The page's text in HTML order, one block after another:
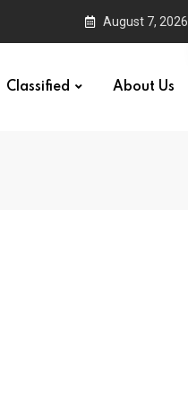
August 7, 2026
Classified About Us